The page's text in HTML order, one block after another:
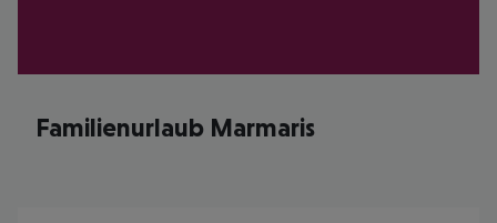
Familienurlaub Marmaris